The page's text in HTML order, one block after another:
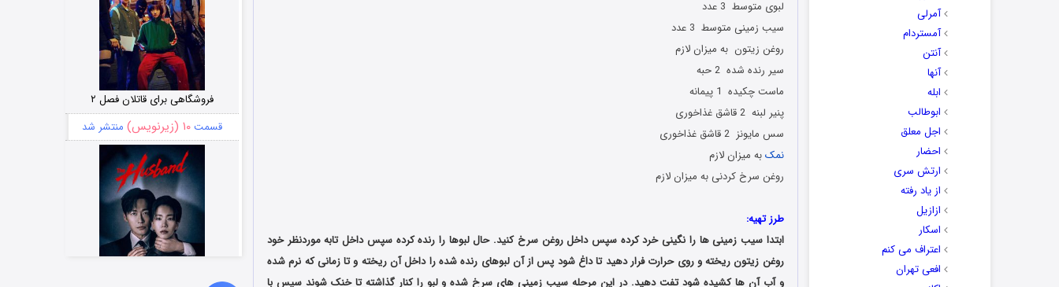
آمرلی
آمستردام
آنتن
آنها
ابله
ابوطالب
اجل معلق
احضار
ارتش سری
از یاد رفته
ازازیل
اسکار
اعتراف می کنم
افعی تهران
لبوی متوسط 3 عدد
سیب زمینی متوسط 3 عدد
روغن زیتون به میزان لازم
سیر رنده‌ شده 2 حبه
ماست چکیده 1 پیمانه
پنیر لبنه 2 قاشق غذاخوری
سس مایونز 2 قاشق غذاخوری
نمکبه میزان لازم
روغن سرخ کردنی به میزان لازم
طرز تهیه:
ابتدا سیب زمینی ها را نگینی خرد کرده سپس داخل روغن ‌سرخ کنید. حال لبوها را رنده کرده سپس داخل تابه موردنظر خود
روغن زیتون ریخته و روی حرارت فرار دهید تا داغ شود پس از آن لبوهای رنده شده را داخل آن ریخته و تا زمانی که نرم شده
و آب آن ها کشیده شود تفت دهید. در این مرحله سیب زمینی های سرخ شده و لبو را کنار گذاشته تا خنک شوند سپس با
فروشگاهی برای قاتلان فصل ۲
قسمت۱۰ (زیرنویس) منتشر شد